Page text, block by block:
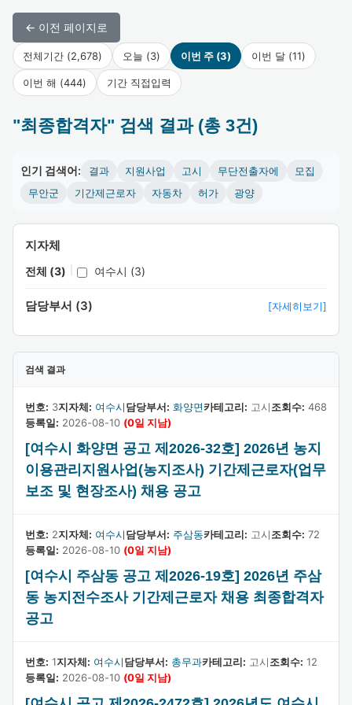
← 이전 페이지로
전체기간 (2,678) 오늘 (3) 이번 주 (3) 이번 달 (11)
이번 해 (444) 기간 직접입력
"최종합격자" 검색 결과 (총 3건)
인기 검색어: 결과 지원사업 고시 무단전출자에
모집
무안군
기간제근로자 자동차 허가 광양
지자체
전체 (3) 여수시 (3)
담당부서 (3) [자세히보기]
검색 결과
번호: 3지자체: 여수시담당부서: 화양면카테고리: 고시조회수: 468
등록일: 2026-08-10 (0일 지남)
[여수시 화양면 공고 제2026-32호] 2026년 농지
이용관리지원사업(농지조사) 기간제근로자(업무
보조 및 현장조사) 채용 공고
번호: 2지자체: 여수시담당부서: 주삼동카테고리: 고시조회수: 72
등록일: 2026-08-10 (0일 지남)
[여수시 주삼동 공고 제2026-19호] 2026년 주삼
동 농지전수조사 기간제근로자 채용 최종합격자
공고
번호: 1지자체: 여수시담당부서: 총무과카테고리: 고시조회수: 12
등록일: 2026-08-10 (0일 지남)